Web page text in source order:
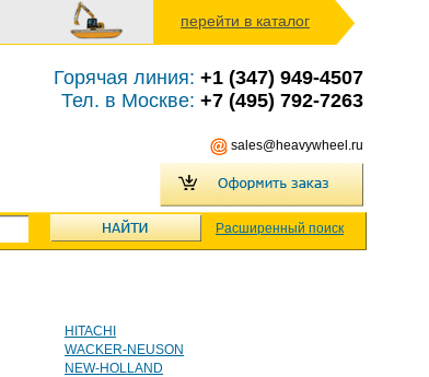
перейти в каталог
Горячая линия: +1 (347) 949-4507
Тел. в Москве: +7 (495) 792-7263
sales@heavywheel.ru
Расширенный поиск
HITACHI
WACKER-NEUSON
NEW-HOLLAND